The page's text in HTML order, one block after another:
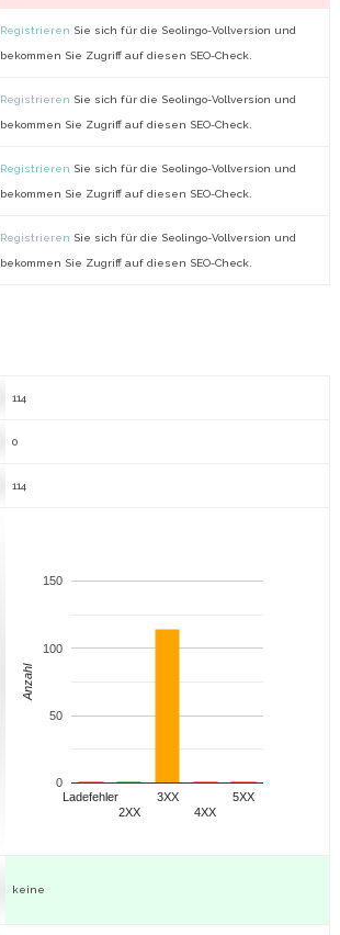
Registrieren Sie sich für die Seolingo-Vollversion und
bekommen Sie Zugriff auf diesen SEO-Check.
Registrieren Sie sich für die Seolingo-Vollversion und
bekommen Sie Zugriff auf diesen SEO-Check.
Registrieren Sie sich für die Seolingo-Vollversion und
bekommen Sie Zugriff auf diesen SEO-Check.
Registrieren Sie sich für die Seolingo-Vollversion und
bekommen Sie Zugriff auf diesen SEO-Check.
114
0
114
Ladefehler
2XX
3XX
4XX
5XX
0
50
100
150
Anzahl
keine